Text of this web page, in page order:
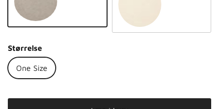
Natural taupe Natural sand
Størrelse
One Size